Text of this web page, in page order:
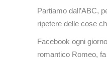
Partiamo dall’ABC,
ripetere delle cose
Facebook ogni
romantico Romeo,